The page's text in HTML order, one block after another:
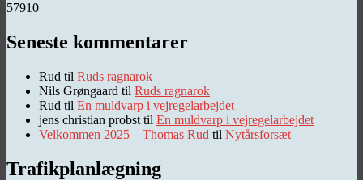
57910
Seneste kommentarer
Rud til Ruds ragnarok
Nils Grøngaard til Ruds ragnarok
Rud til En muldvarp i vejregelarbejdet
jens christian probst til En muldvarp i vejregelarbejdet
Velkommen 2025 – Thomas Rud til Nytårsforsæt
Trafikplanlægning